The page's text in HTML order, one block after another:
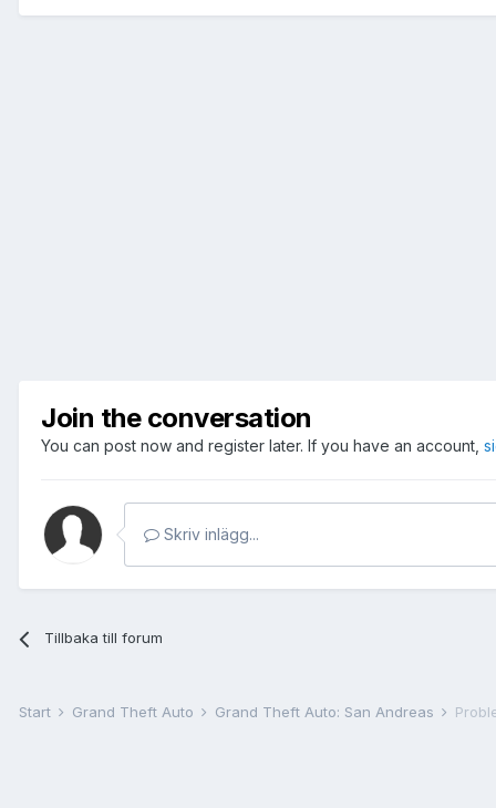
Join the conversation
You can post now and register later. If you have an account,
Skriv inlägg...
Tillbaka till forum
Start Grand Theft Auto Grand Theft Auto: San Andreas